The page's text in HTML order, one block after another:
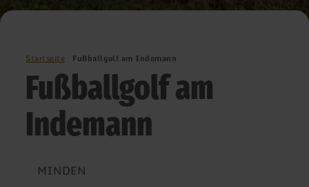
Startseite Fußballgolf am Indemann
Fußballgolf am
Indemann
MINDEN